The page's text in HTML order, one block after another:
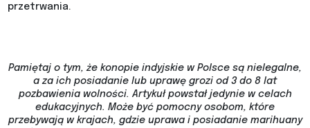
przetrwania.
Pamiętaj o tym, że konopie indyjskie w Polsce są nielegalne,
a za ich posiadanie lub uprawę grozi od 3 do 8 lat
pozbawienia wolności. Artykuł powstał jedynie w celach
edukacyjnych. Może być pomocny osobom, które
przebywają w krajach, gdzie uprawa i posiadanie marihuany